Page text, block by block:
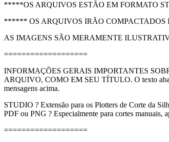
*****OS ARQUIVOS ESTÃO EM FORMATO
****** OS ARQUIVOS IRÃO
AS IMAGENS SÃO MERAMENTE
===================
INFORMAÇÕES GERAIS IMPORTANTES
ARQUIVO, COMO EM SEU TÍTULO. O texto
mensagens acima.
STUDIO ? Extensão para os Plotters de Corte da
PDF ou PNG ? Especialmente para cortes manuais,
===================